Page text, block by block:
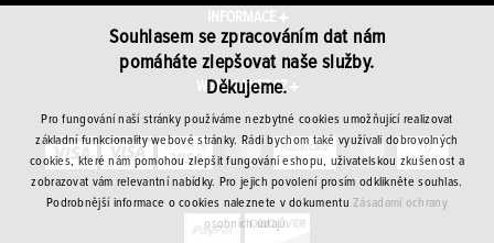
INFORMACE
WINEPLANET.CZ
Souhlasem se zpracováním dat nám
pomáháte zlepšovat naše služby.
Děkujeme.
Pro fungování naší stránky používáme nezbytné cookies umožňující realizovat
základní funkcionality webové stránky. Rádi bychom také využívali dobrovolných
cookies, které nám pomohou zlepšit fungování eshopu, uživatelskou zkušenost a
zobrazovat vám relevantní nabídky. Pro jejich povolení prosím odklikněte souhlas.
Podrobnější informace o cookies naleznete v dokumentuZásadami ochrany
osobních údajů.